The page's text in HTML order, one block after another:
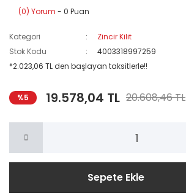
(0) Yorum - 0 Puan
Kategori
Zincir Kilit
Stok Kodu
4003318997259
*2.023,06 TL den başlayan taksitlerle!!
%5 19.578,04 TL 20.608,46 TL
Sepete Ekle